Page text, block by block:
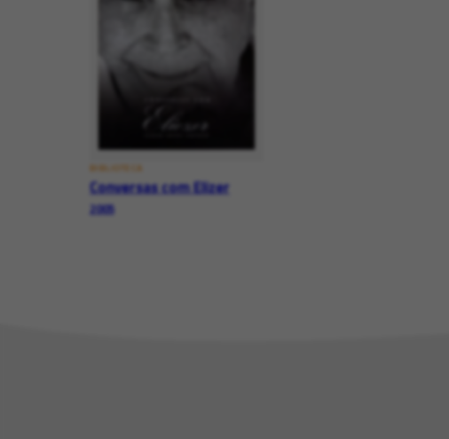
BIBLIOTECA
Conversas com Elizer
2005